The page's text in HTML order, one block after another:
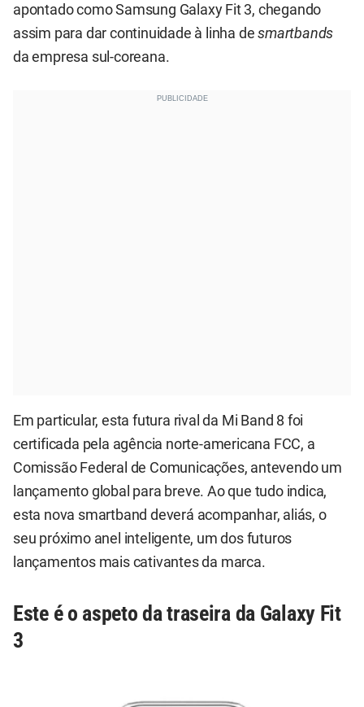
apontado como Samsung Galaxy Fit 3, chegando
assim para dar continuidade à linha desmartbands
da empresa sul-coreana.
Em particular, esta futura rival da Mi Band 8 foi
certificada pela agência norte-americana FCC, a
Comissão Federal de Comunicações, antevendo um
lançamento global para breve. Ao que tudo indica,
esta nova smartband deverá acompanhar, aliás, o
seu próximo anel inteligente, um dos futuros
lançamentos mais cativantes da marca.
Este é o aspeto da traseira da Galaxy Fit
3